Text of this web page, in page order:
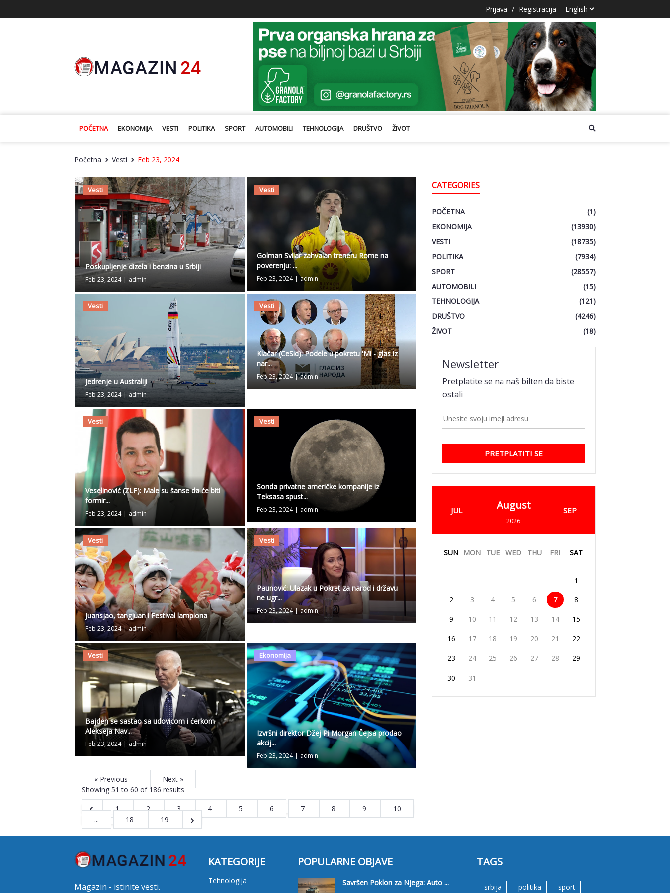
Prijava / Registracija
POČETNA EKONOMIJA VESTI POLITIKA SPORT AUTOMOBILI TEHNOLOGIJA DRUŠTVO ŽIVOT
Početna Vesti Feb 23, 2024
Vesti
Poskupljenje dizela i benzina u Srbiji
Feb 23, 2024 | admin
Vesti
Golman Svilar zahvalan treneru Rome na
poverenju: ...
Feb 23, 2024 | admin
Vesti
Jedrenje u Australiji
Feb 23, 2024 | admin
Vesti
Klačar (CeSid): Podele u pokretu 'Mi - glas iz
nar...
Feb 23, 2024 | admin
Vesti
Veselinović (ZLF): Male su šanse da će biti
formir...
Feb 23, 2024 | admin
Vesti
Sonda privatne američke kompanije iz
Teksasa spust...
Feb 23, 2024 | admin
Vesti
Juansjao, tangjuan i Festival lampiona
Feb 23, 2024 | admin
Vesti
Paunović: Ulazak u Pokret za narod i državu
ne ugr...
Feb 23, 2024 | admin
Vesti
Bajden se sastao sa udovicom i ćerkom
Alekseja Nav...
Feb 23, 2024 | admin
Ekonomija
Izvršni direktor Džej Pi Morgan Čejsa prodao
akcij...
Feb 23, 2024 | admin
« Previous
Next »
Showing51to60of 186results
1
2 3 4 5 6 7 8 9
10
...
18 19
CATEGORIES
POČETNA
(1)
EKONOMIJA
(13930)
VESTI
(18735)
POLITIKA
(7934)
SPORT
(28557)
AUTOMOBILI
(15)
TEHNOLOGIJA
(121)
DRUŠTVO
(4246)
ŽIVOT
(18)
Newsletter
Pretplatite se na naš bilten da biste
ostali
PRETPLATITI SE
JUL August
2026
SEP
SUN MON TUE WED THU FRI SAT
1
2 3 4 5 6 7 8
9 10 11 12 13 14 15
16 17 18 19 20 21 22
23 24 25 26 27 28 29
30 31
Magazin - istinite vesti.
KATEGORIJE
Tehnologija
POPULARNE OBJAVE
Savršen Poklon za Njega: Auto ...
TAGS
srbija politika sport